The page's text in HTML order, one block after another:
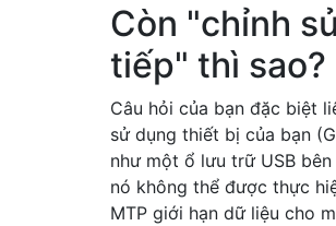
Còn "chỉnh
tiếp" thì sao?
Câu hỏi của bạn đặc biệt
sử dụng thiết bị của bạn
như một ổ lưu trữ USB bên
nó không thể được thực
MTP giới hạn dữ liệu cho